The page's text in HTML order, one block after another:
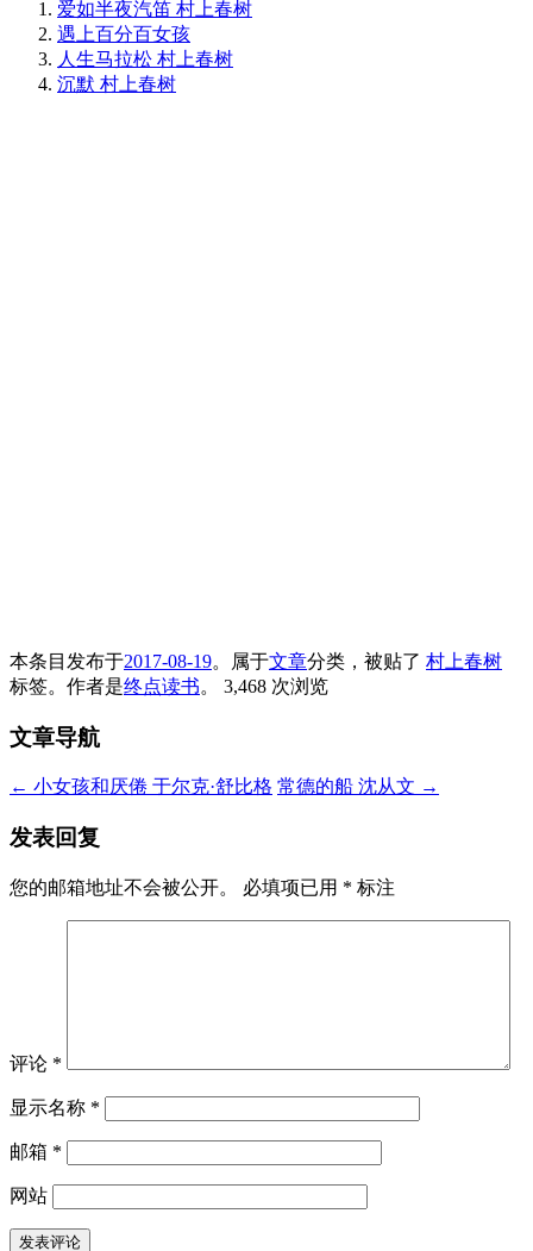
爱如半夜汽笛 村上春树
遇上百分百女孩
人生马拉松 村上春树
沉默 村上春树
本条目发布于2017-08-19。属于文章分类，被贴了 村上春树
标签。 作者是终点读书。 3,468 次浏览
文章导航
← 小女孩和厌倦 于尔克·舒比格 常德的船 沈从文 →
发表回复
您的邮箱地址不会被公开。 必填项已用 * 标注
评论 *
显示名称 *
邮箱 *
网站